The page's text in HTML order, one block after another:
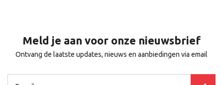
Meld je aan voor onze nieuwsbrief
Ontvang de laatste updates, nieuws en aanbiedingen via email